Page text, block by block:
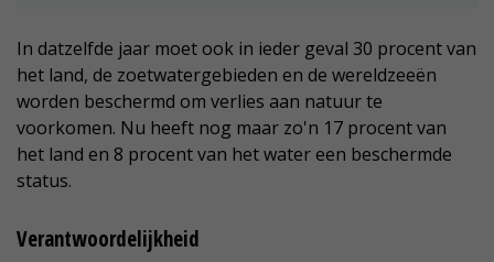
In datzelfde jaar moet ook in ieder geval 30 procent van
het land, de zoetwatergebieden en de wereldzeeën
worden beschermd om verlies aan natuur te
voorkomen. Nu heeft nog maar zo'n 17 procent van
het land en 8 procent van het water een beschermde
status.
Verantwoordelijkheid